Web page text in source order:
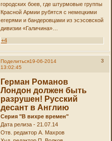
городских боев, где штурмовые группы
Красной Армии рубятся с немецкими
егерями и бандеровцами из эсэсовской
дивизии «Галичина»…
+4
Поделиться 3
19-06-2014
13:02:45
Герман Романов
Лондон должен быть
разрушен! Русский
десант в Англию
Серия "В вихре времен"
Дата релиза - 21.07.14
Отв. редактор А. Махров